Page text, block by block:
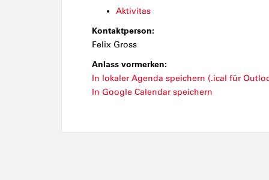
Aktivitas
Kontaktperson:
Felix Gross
Anlass vormerken:
In lokaler Agenda speichern (.ical für
In Google Calendar speichern